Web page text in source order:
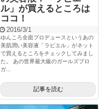
ル」が買えるところは
ココ！
2016/3/1
ゆんころ全面プロデュースというあの
美肌潤い美容液「ラピエル」がネット
で買えるところをチェックしてみまし
た。 あの世界最大級のガールズブロ
ガ...
記事を読む